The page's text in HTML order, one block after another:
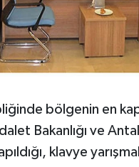
bölgenin en
Bakanlığı ve
klavye